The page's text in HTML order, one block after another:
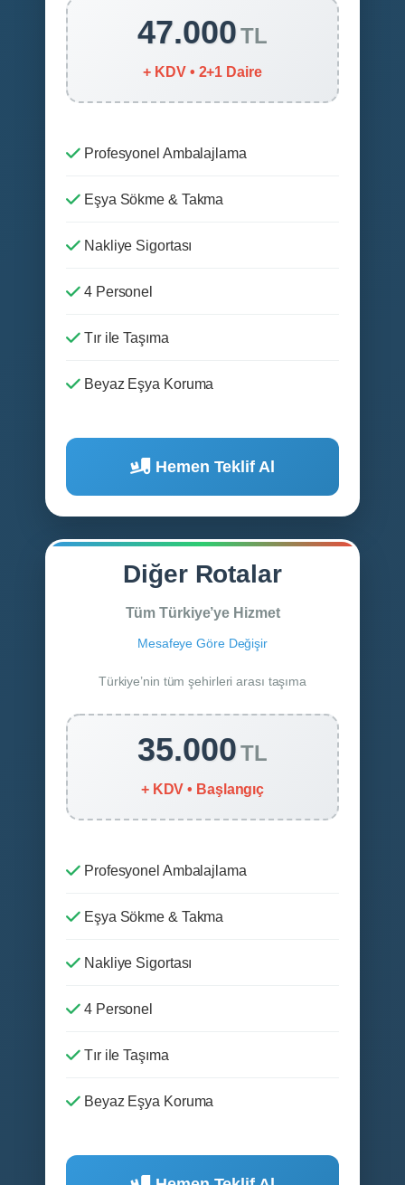
47.000TL
+ KDV • 2+1 Daire
Profesyonel Ambalajlama
Eşya Sökme & Takma
Nakliye Sigortası
4 Personel
Tır ile Taşıma
Beyaz Eşya Koruma
Hemen Teklif Al
Diğer Rotalar
Tüm Türkiye’ye Hizmet
Mesafeye Göre Değişir
Türkiye’nin tüm şehirleri arası taşıma
35.000TL
+ KDV • Başlangıç
Profesyonel Ambalajlama
Eşya Sökme & Takma
Nakliye Sigortası
4 Personel
Tır ile Taşıma
Beyaz Eşya Koruma